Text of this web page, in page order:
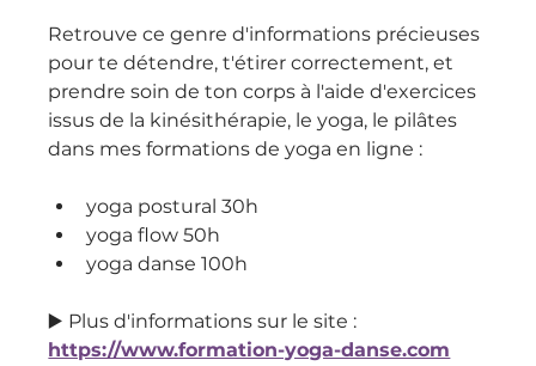
Retrouve ce genre d'informations précieuses
pour te détendre, t'étirer correctement, et
prendre soin de ton corps à l'aide d'exercices
issus de la kinésithérapie, le yoga, le pilâtes
dans mes formations de yoga en ligne :
yoga postural 30h
yoga flow 50h
yoga danse 100h
▶️ Plus d'informations sur le site :
https://www.formation-yoga-danse.com